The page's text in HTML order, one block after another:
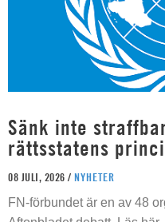
Sänk inte
rättsstatens
08 JULI, 2026 / NYHETER
FN-förbundet är en av 48